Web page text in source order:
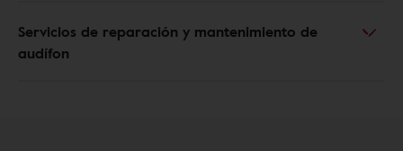
Servicios de reparación y mantenimiento de
audífon